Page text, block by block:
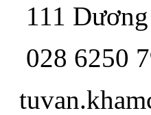
111
028 6250